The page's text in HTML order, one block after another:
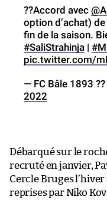
??Accord avec
option d’achat)
fin de la saison.
#SaliStrahinja |
pic.twitter.com/
— FC Bâle 1893
2022
Débarqué sur le
recruté en janvier,
Cercle Bruges
reprises par Niko